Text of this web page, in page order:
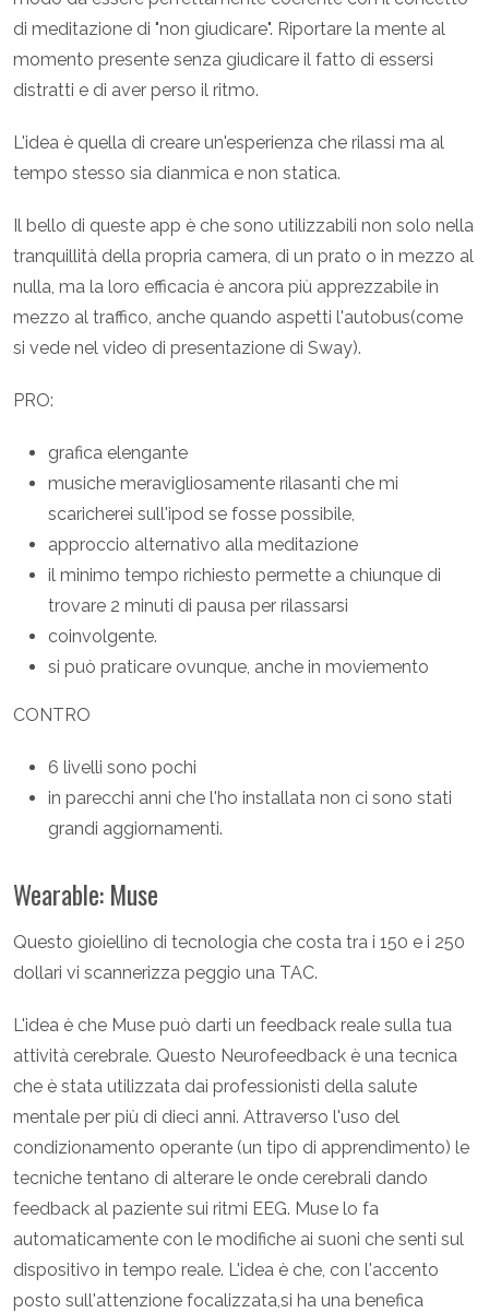
di meditazione di "non giudicare". Riportare la mente al
momento presente senza giudicare il fatto di essersi
distratti e di aver perso il ritmo.
L'idea è quella di creare un'esperienza che rilassi ma al
tempo stesso sia dianmica e non statica.
Il bello di queste app è che sono utilizzabili non solo nella
tranquillità della propria camera, di un prato o in mezzo al
nulla, ma la loro efficacia è ancora più apprezzabile in
mezzo al traffico, anche quando aspetti l'autobus(come
si vede nel video di presentazione di Sway).
PRO:
grafica elengante
musiche meravigliosamente rilasanti che mi
scaricherei sull'ipod se fosse possibile,
approccio alternativo alla meditazione
il minimo tempo richiesto permette a chiunque di
trovare 2 minuti di pausa per rilassarsi
coinvolgente.
si può praticare ovunque, anche in moviemento
CONTRO
6 livelli sono pochi
in parecchi anni che l'ho installata non ci sono stati
grandi aggiornamenti.
Wearable: Muse
Questo gioiellino di tecnologia che costa tra i 150 e i 250
dollari vi scannerizza peggio una TAC.
L'idea è che Muse può darti un feedback reale sulla tua
attività cerebrale. Questo Neurofeedback è una tecnica
che è stata utilizzata dai professionisti della salute
mentale per più di dieci anni. Attraverso l'uso del
condizionamento operante (un tipo di apprendimento) le
tecniche tentano di alterare le onde cerebrali dando
feedback al paziente sui ritmi EEG. Muse lo fa
automaticamente con le modifiche ai suoni che senti sul
dispositivo in tempo reale. L'idea è che, con l'accento
posto sull'attenzione focalizzata,si ha una benefica